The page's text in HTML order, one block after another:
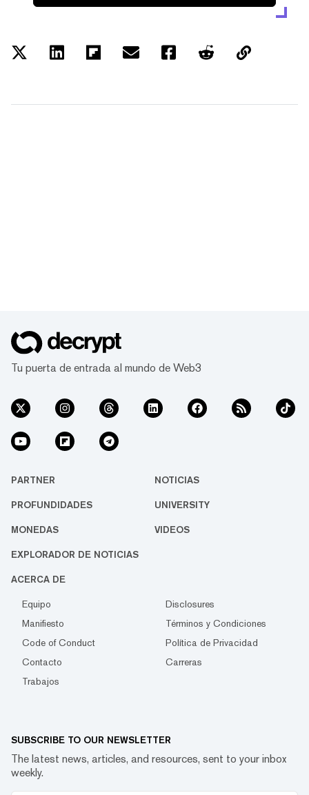
Tu puerta de entrada al mundo de Web3
PARTNER NOTICIAS
PROFUNDIDADES UNIVERSITY
MONEDAS VIDEOS
EXPLORADOR DE NOTICIAS
ACERCA DE
Equipo
Disclosures
Manifiesto
Términos y Condiciones
Code of Conduct
Política de Privacidad
Contacto
Carreras
Trabajos
SUBSCRIBE TO OUR NEWSLETTER
The latest news, articles, and resources, sent to your inbox
weekly.